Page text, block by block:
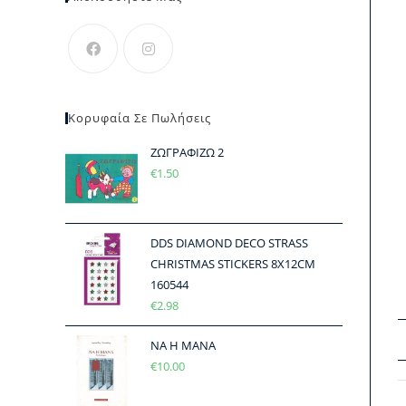
Κορυφαία Σε Πωλήσεις
ΖΩΓΡΑΦΙΖΩ 2
€1.50
DDS DIAMOND DECO STRASS
CHRISTMAS STICKERS 8X12CM
160544
€2.98
ΝΑ Η ΜΑΝΑ
€10.00